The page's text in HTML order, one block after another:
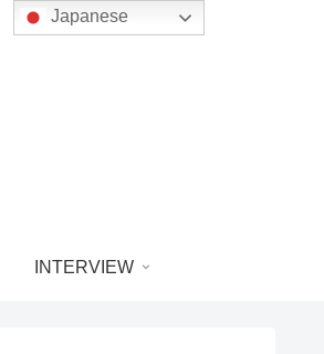
INTERVIEW
Japanese